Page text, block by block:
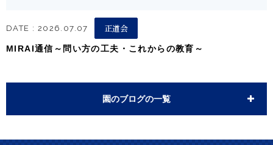
DATE : 2026.07.07 正道会
MIRAI通信～問い方の工夫・これからの教育～
園のブログの一覧